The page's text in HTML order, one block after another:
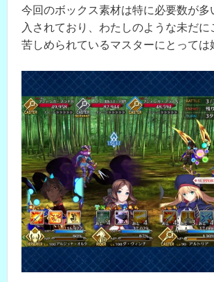
今回のボックス素材は特に必要数が多
入されており、わたしのような未だに
苦しめられているマスターにとっては